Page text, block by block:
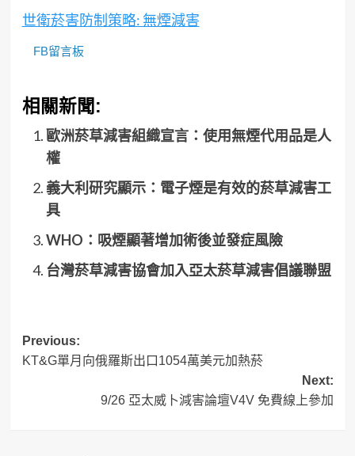
世衛菸害防制策略: 無煙減害
FB留言板
相關新聞:
歐洲菸草減害組織宣言：使用無煙代用品是人
權
義大利研究顯示：電子煙是有效的菸草減害工
具
WHO：吸煙顯著增加術後並發症風險
台灣菸草減害協會加入亞太菸草減害倡議聯盟
Post
navigation
Previous:
KT&G單月向俄羅斯出口1054萬美元加熱菸
Next:
9/26 亞太威卜減害論壇V4V 免費線上參加